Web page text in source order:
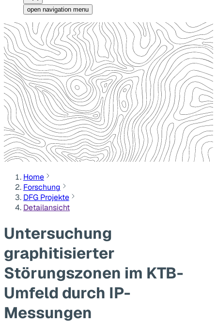
open navigation menu
Home
Forschung
DFG Projekte
Detailansicht
Untersuchung
graphitisierter
Störungszonen im KTB-
Umfeld durch IP-
Messungen